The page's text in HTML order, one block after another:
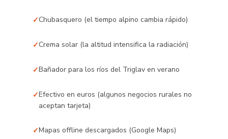
Chubasquero (el tiempo alpino cambia rápido)
Crema solar (la altitud intensifica la radiación)
Bañador para los ríos del Triglav en verano
Efectivo en euros (algunos negocios rurales no
aceptan tarjeta)
Mapas offline descargados (Google Maps)